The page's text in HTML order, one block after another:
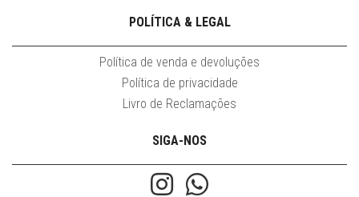
POLÍTICA & LEGAL
Política de venda e devoluções
Política de privacidade
Livro de Reclamações
SIGA-NOS